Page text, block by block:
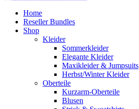
Home
Reseller Bundles
Shop
Kleider
Sommerkleider
Elegante Kleider
Maxikleider & Jumpsuits
Herbst/Winter Kleider
Oberteile
Kurzarm-Oberteile
Blusen